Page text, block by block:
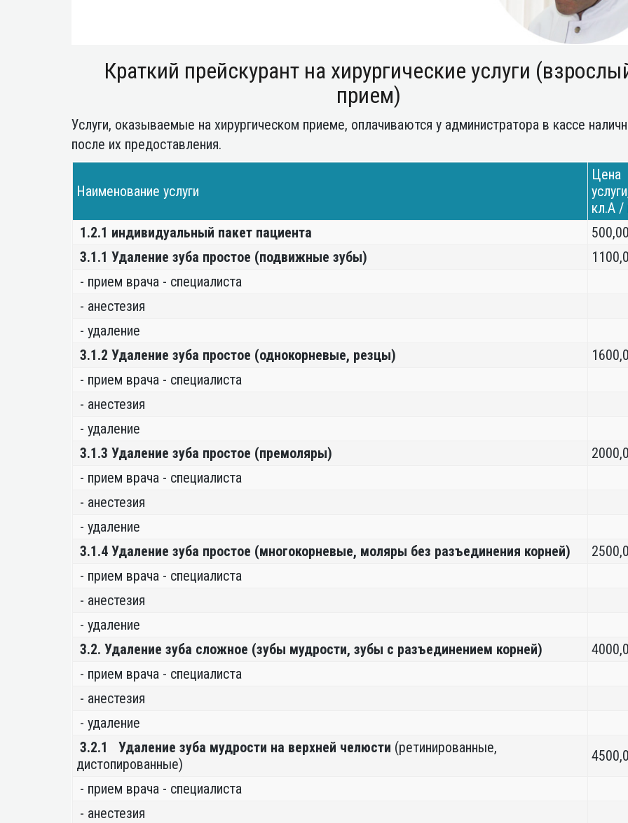
Краткий прейскурант на хирургические услуги
прием)
Услуги, оказываемые на хирургическом приеме, оплачиваются у администратора в кассе
после их предоставления.
Наименование услуги
Цена
кл.А /
1.2.1 индивидуальный пакет пациента
500,00
3.1.1 Удаление зуба простое (подвижные зубы)
- прием врача - специалиста
- анестезия
- удаление
3.1.2 Удаление зуба простое (однокорневые, резцы)
- прием врача - специалиста
- анестезия
- удаление
3.1.3 Удаление зуба простое (премоляры)
- прием врача - специалиста
- анестезия
- удаление
3.1.4 Удаление зуба простое (многокорневые, моляры без разъединения корней)
- прием врача - специалиста
- анестезия
- удаление
3.2. Удаление зуба сложное (зубы мудрости, зубы с разъединением корней)
- прием врача - специалиста
- анестезия
- удаление
3.2.1 Удаление зуба мудрости на верхней челюсти (ретинированные,
дистопированные)
- прием врача - специалиста
- анестезия